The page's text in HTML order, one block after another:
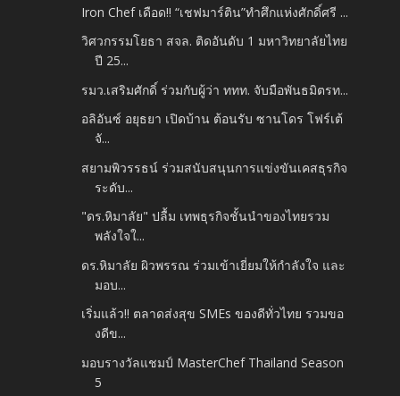
Iron Chef เดือด!! “เชฟมาร์ติน”ทำศึกแห่งศักดิ์ศรี ...
วิศวกรรมโยธา สจล. ติดอันดับ 1 มหาวิทยาลัยไทย
ปี 25...
รมว.เสริมศักดิ์ ร่วมกับผู้ว่า ททท. จับมือพันธมิตรท...
อลิอันซ์ อยุธยา เปิดบ้าน ต้อนรับ ซานโดร โฟร์เต้
จั...
สยามพิวรรธน์ ร่วมสนับสนุนการแข่งขันเคสธุรกิจ
ระดับ...
"ดร.หิมาลัย" ปลื้ม เทพธุรกิจชั้นนำของไทยรวม
พลังใจใ...
ดร.หิมาลัย ผิวพรรณ ร่วมเข้าเยี่ยมให้กำลังใจ และ
มอบ...
เริ่มแล้ว!! ตลาดส่งสุข SMEs ของดีทั่วไทย รวมขอ
งดีข...
มอบรางวัลแชมป์ MasterChef Thailand Season
5